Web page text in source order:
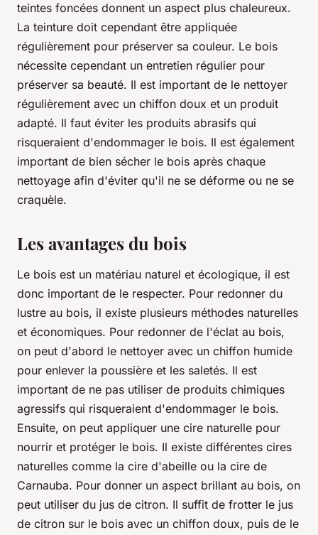
teintes foncées donnent un aspect plus chaleureux.
La teinture doit cependant être appliquée
régulièrement pour préserver sa couleur. Le bois
nécessite cependant un entretien régulier pour
préserver sa beauté. Il est important de le nettoyer
régulièrement avec un chiffon doux et un produit
adapté. Il faut éviter les produits abrasifs qui
risqueraient d'endommager le bois. Il est également
important de bien sécher le bois après chaque
nettoyage afin d'éviter qu'il ne se déforme ou ne se
craquèle.
Les avantages du bois
Le bois est un matériau naturel et écologique, il est
donc important de le respecter. Pour redonner du
lustre au bois, il existe plusieurs méthodes naturelles
et économiques. Pour redonner de l'éclat au bois,
on peut d'abord le nettoyer avec un chiffon humide
pour enlever la poussière et les saletés. Il est
important de ne pas utiliser de produits chimiques
agressifs qui risqueraient d'endommager le bois.
Ensuite, on peut appliquer une cire naturelle pour
nourrir et protéger le bois. Il existe différentes cires
naturelles comme la cire d'abeille ou la cire de
Carnauba. Pour donner un aspect brillant au bois, on
peut utiliser du jus de citron. Il suffit de frotter le jus
de citron sur le bois avec un chiffon doux, puis de le